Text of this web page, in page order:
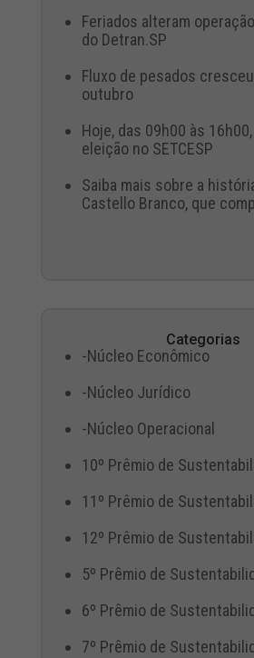
Feriados alteram
do Detran.SP
Fluxo de pesados
outubro
Hoje, das 09h00 às
eleição no SETCESP
Saiba mais sobre a
Castello Branco, que
Categorias
-Núcleo Econômico
-Núcleo Jurídico
-Núcleo Operacional
10º Prêmio de
11º Prêmio de
12º Prêmio de
5º Prêmio de
6º Prêmio de
7º Prêmio de